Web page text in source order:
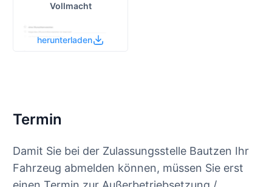
Vollmacht
herunterladen
Termin
Damit Sie bei der Zulassungsstelle Bautzen Ihr
Fahrzeug abmelden können, müssen Sie erst